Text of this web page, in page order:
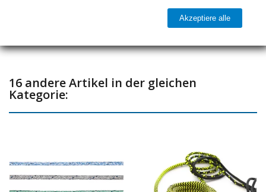
16 andere Artikel in der gleichen
Kategorie:
Akzeptiere alle